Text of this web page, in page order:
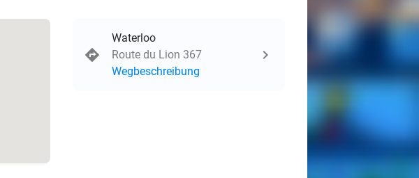
Waterloo
Route du Lion 367
Wegbeschreibung